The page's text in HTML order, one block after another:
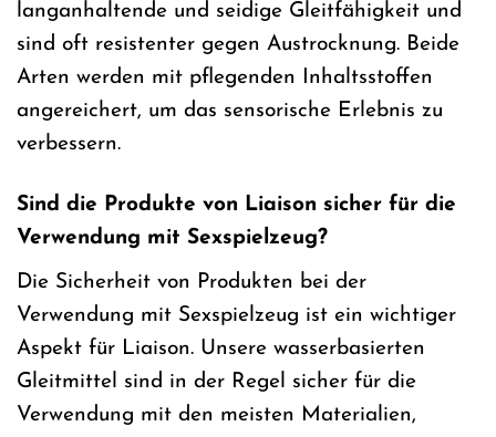
langanhaltende und seidige Gleitfähigkeit und
sind oft resistenter gegen Austrocknung. Beide
Arten werden mit pflegenden Inhaltsstoffen
angereichert, um das sensorische Erlebnis zu
verbessern.
Sind die Produkte von Liaison sicher für die
Verwendung mit Sexspielzeug?
Die Sicherheit von Produkten bei der
Verwendung mit Sexspielzeug ist ein wichtiger
Aspekt für Liaison. Unsere wasserbasierten
Gleitmittel sind in der Regel sicher für die
Verwendung mit den meisten Materialien,